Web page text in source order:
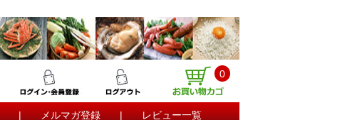
0
| メルマガ登録 | レビュー一覧